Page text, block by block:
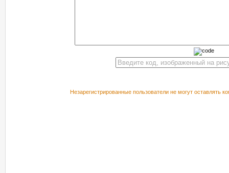
Незарегистрированные пользователи не могут оставлять